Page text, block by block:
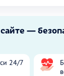
—
24/7